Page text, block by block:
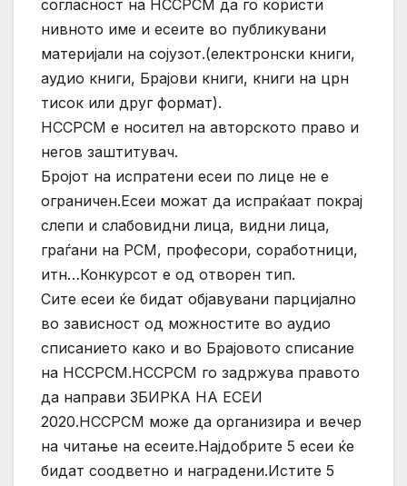
согласност на НССРСМ да го користи
нивното име и есеите во публикувани
материјали на сојузот.(електронски книги,
аудио книги, Брајови книги, книги на црн
тисок или друг формат).
НССРСМ е носител на авторското право и
негов заштитувач.
Бројот на испратени есеи по лице не е
ограничен.Есеи можат да испраќаат покрај
слепи и слабовидни лица, видни лица,
граѓани на РСМ, професори, соработници,
итн…Конкурсот е од отворен тип.
Сите есеи ќе бидат објавувани парцијално
во зависност од можностите во аудио
списанието како и во Брајовото списание
на НССРСМ.НССРСМ го задржува правото
да направи ЗБИРКА НА ЕСЕИ
2020.НССРСМ може да организира и вечер
на читање на есеите.Најдобрите 5 есеи ќе
бидат соодветно и наградени.Истите 5